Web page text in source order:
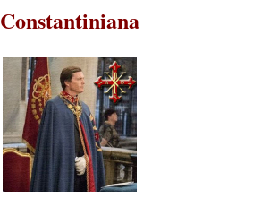
Constantiniana